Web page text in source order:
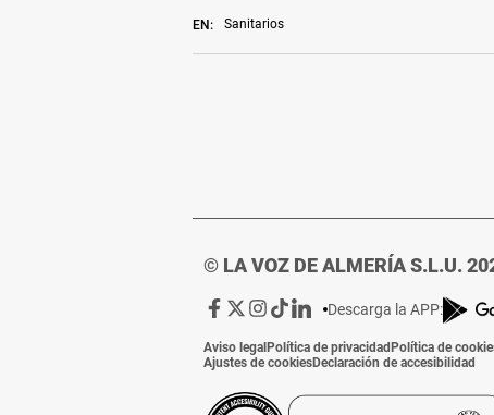
EN: Sanitarios
© LA VOZ DE ALMERÍA S.L.U.
Ir
Facebook
La
Ir
X
La
Ir
Instagram
La
Ir
TikTok
La
Ir
Linkedin
La
Descarga la APP:
Aviso legalPolítica de privacidadPolítica de
Ajustes de cookiesDeclaración de accesibilidad